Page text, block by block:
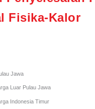
Fisika-Kalor
Jawa
Luar Pulau Jawa
Indonesia Timur